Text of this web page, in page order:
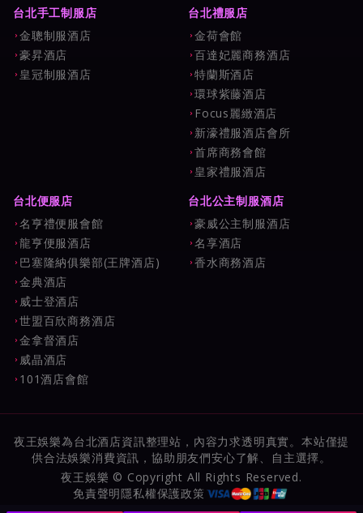
台北手工制服店
金聰制服酒店
豪昇酒店
皇冠制服酒店
台北禮服店
金荷會館
百達妃麗商務酒店
特蘭斯酒店
環球紫藤酒店
Focus麗緻酒店
新濠禮服酒店會所
首席商務會館
皇家禮服酒店
台北便服店
名亨禮便服會館
龍亨便服酒店
巴塞隆納俱樂部(王牌酒店)
金典酒店
威士登酒店
世盟百欣商務酒店
金拿督酒店
威晶酒店
101酒店會館
台北公主制服酒店
豪威公主制服酒店
名享酒店
香水商務酒店
夜王娛樂為台北酒店資訊整理站，內容力求透明真實。本站僅提
供合法娛樂消費資訊，協助朋友們安心了解、自主選擇。
夜王娛樂 © Copyright All Rights Reserved.
免責聲明隱私權保護政策